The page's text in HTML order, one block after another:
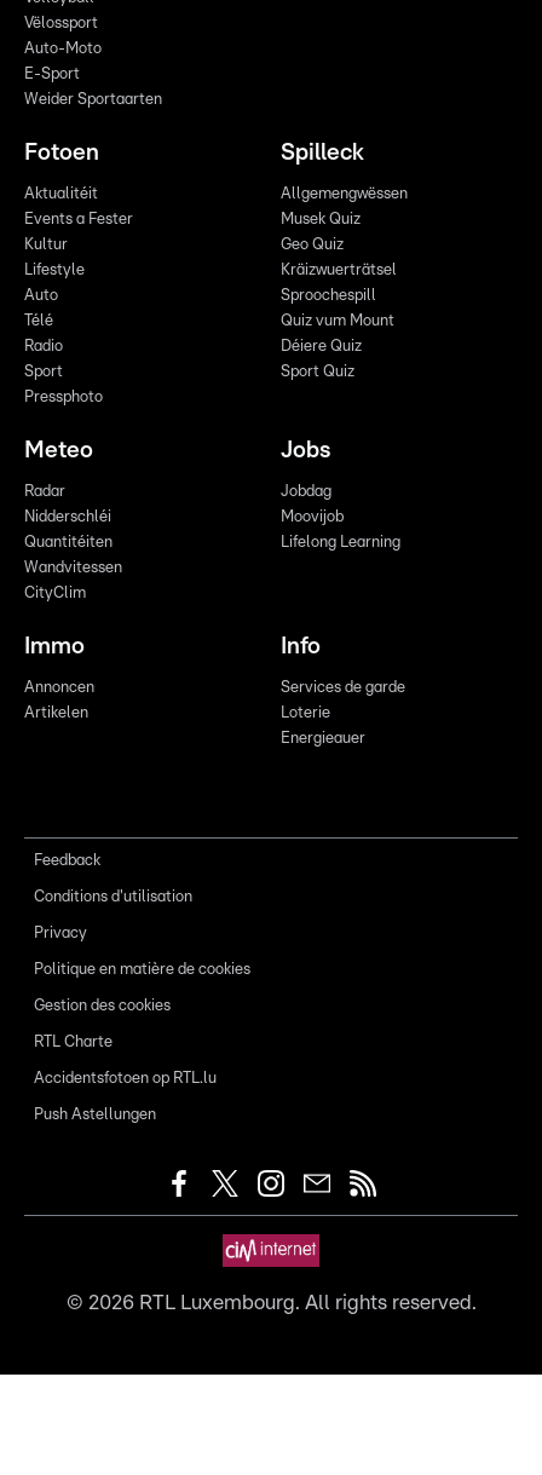
Vëlossport
Auto-Moto
E-Sport
Weider Sportaarten
Fotoen
Aktualitéit
Events a Fester
Kultur
Lifestyle
Auto
Télé
Radio
Sport
Pressphoto
Spilleck
Allgemengwëssen
Musek Quiz
Geo Quiz
Kräizwuerträtsel
Sproochespill
Quiz vum Mount
Déiere Quiz
Sport Quiz
Meteo
Radar
Nidderschléi
Quantitéiten
Wandvitessen
CityClim
Jobs
Jobdag
Moovijob
Lifelong Learning
Immo
Annoncen
Artikelen
Info
Services de garde
Loterie
Energieauer
Feedback
Conditions d'utilisation
Privacy
Politique en matière de cookies
Gestion des cookies
RTL Charte
Accidentsfotoen op RTL.lu
Push Astellungen
© 2026RTL Luxembourg. All rights reserved.